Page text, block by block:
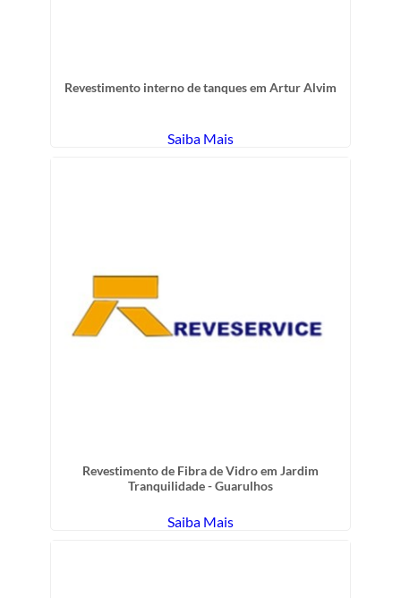
Revestimento interno de tanques em Artur Alvim
Saiba Mais
Revestimento de Fibra de Vidro em Jardim
Tranquilidade - Guarulhos
Saiba Mais